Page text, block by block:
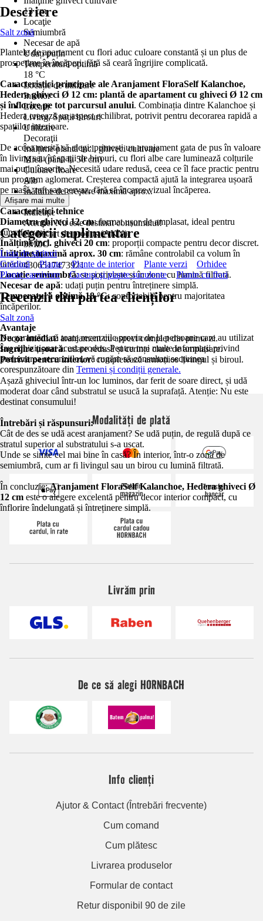
13 cm
Locaţie
Semiumbră
Necesar de apă
Udați puțin
Temperatură optimă
18 °C
Locație de utilizare
Interior
Locații
Living, Spații birouri
Utilizare
Decoraţii
Înălțime plantă incl. ghiveci cultivare
Mică (până la 50 cm)
Culoare floare
Alb
Înălţime de creştere maximă aprox.
30 cm
Indicaţie
Atenție: Nu este destinat consumului!
Cod scurt de produs (AKN)
3MZC
EAN
4306517473921
Descriere
Salt zonă
Plantele de apartament cu flori aduc culoare constantă și un plus de
prospețime în încăperi, fără să ceară îngrijire complicată.
Caracteristici principale ale Aranjament FloraSelf Kalanchoe,
Hedera ghiveci Ø 12 cm: plantă de apartament cu ghiveci Ø 12 cm
șiînflorire pe tot parcursul anului. Combinația dintre Kalanchoe și
Hedera creează un aspect echilibrat, potrivit pentru decorarea rapidă a
spațiilor interioare.
De aceea merită să alegi: primești un aranjament gata de pus în valoare
în living sau în spații de birouri, cu flori albe care luminează colțurile
mai puțin însorite. Necesită udare redusă, ceea ce îl face practic pentru
un program aglomerat. Creșterea compactă ajută la integrarea ușoară
pe masă, raft sau pervaz, fără să încarce vizual încăperea.
Caracteristici tehnice
Diametru ghiveci 12 cm: format ușor de amplasat, ideal pentru
suprafețe mici.
Înălțime incl. ghiveci 20 cm: proporții compacte pentru decor discret.
Înălțime maximă aprox. 30 cm: rămâne controlabil ca volum în
interior.
Locație semiumbră: se potrivește și în zone cu lumină filtrată.
Necesar de apă: udați puțin pentru întreținere simplă.
Temperatură optimă 18 °C: confortabilă pentru majoritatea
încăperilor.
Avantaje
Decor imediat: aranjament cu aspect complet din prima zi.
Îngrijire ușoară: udare redusă și cerințe clare de amplasare.
Potrivit pentru interior: completează armonios livingul și biroul.
Așază ghiveciul într-un loc luminos, dar ferit de soare direct, și udă
moderat doar când substratul se usucă la suprafață. Atenție: Nu este
destinat consumului!
Întrebări și răspunsuri:
Cât de des se udă acest aranjament? Se udă puțin, de regulă după ce
stratul superior al substratului s-a uscat.
Unde se simte cel mai bine în casă? În interior, într-o zonă de
semiumbră, cum ar fi livingul sau un birou cu lumină filtrată.
În concluzie:Aranjament FloraSelf Kalanchoe, Hedera ghiveci Ø
12 cm este o alegere excelentă pentru decor interior compact, cu
înflorire îndelungată și întreținere simplă.
Afișare mai multe
Categorii suplimentare
Lista de sărituri
Grădină
Plante Plante de interior Plante verzi
Orhidee
Plante carnivore
Cactuşi şi plante suculente Plante cu flori
Recenzii din partea clienților
Salt zonă
Nu garantăm că toate recenziile provin de la persoane care au utilizat
sau achiziționat acest produs. Pentru mai multe informații privind
prelucrarea recenziilor, vă rugăm să consultați secțiunea
corespunzătoare din Termeni și condiții generale.
Modalități de plată
Livrăm prin
De ce să alegi HORNBACH
Info clienți
Ajutor & Contact (Întrebări frecvente)
Cum comand
Cum plătesc
Livrarea produselor
Formular de contact
Retur disponibil 90 de zile